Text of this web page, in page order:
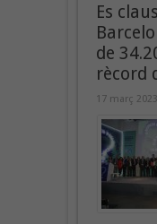
Es
de
rècord
17 març 2023